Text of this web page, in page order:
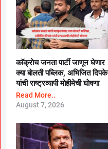
काॅक्राेच जनता पार्टी जाणून घेणार
क्या बाेलती पब्लिक, अभिजित दिपके
यांची राष्ट्रव्यापी माेहीमेची घाेषणा
Read More..
August 7, 2026